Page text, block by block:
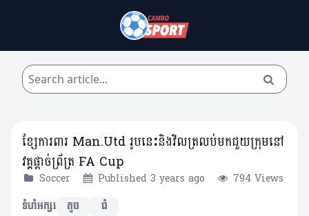
ខ្សែការពារ Man.Utd រូបនេះនិងវិលត្រលប់មកជួយក្រុមនៅ
វគ្គផ្តាច់ព្រ័ត្រ FA Cup
Soccer Published 3 years ago
794 Views
ទំហំអក្សរ
តូច ធំ